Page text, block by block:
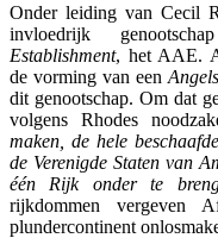
Onder leiding van Cecil
invloedrijk
Establishment, het AAE.
de vorming van een
dit genootschap. Om dat
volgens Rhodes
maken, de hele
de Verenigde Staten van
één Rijk onder te
rijkdommen vergeven
plundercontinent